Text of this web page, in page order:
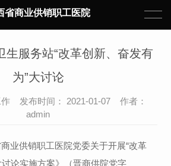
省商业供销职工医院
生服务站“改革创新、奋发有
为”大讨论
作 发布时间： 2021-01-07 作者：
admin
业供销职工医院党委关于开展“改革
论实施方案》（晋商供院党字